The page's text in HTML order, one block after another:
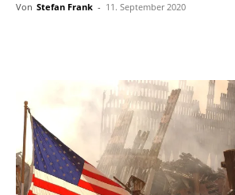
Von Stefan Frank - 11. September 2020